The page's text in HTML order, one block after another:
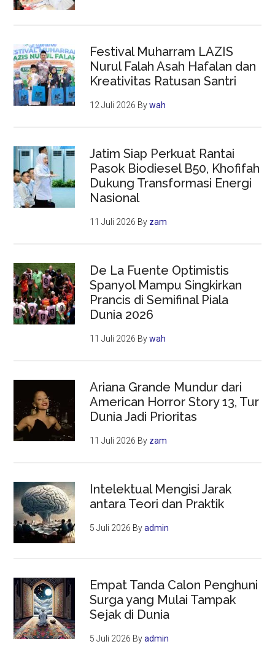
Festival Muharram LAZIS
Nurul Falah Asah Hafalan dan
Kreativitas Ratusan Santri
12 Juli 2026 Bywah
Jatim Siap Perkuat Rantai
Pasok Biodiesel B50, Khofifah
Dukung Transformasi Energi
Nasional
11 Juli 2026 By zam
De La Fuente Optimistis
Spanyol Mampu Singkirkan
Prancis di Semifinal Piala
Dunia 2026
11 Juli 2026 Bywah
Ariana Grande Mundur dari
American Horror Story 13, Tur
Dunia Jadi Prioritas
11 Juli 2026 By zam
Intelektual Mengisi Jarak
antara Teori dan Praktik
5 Juli 2026 Byadmin
Empat Tanda Calon Penghuni
Surga yang Mulai Tampak
Sejak di Dunia
5 Juli 2026 Byadmin